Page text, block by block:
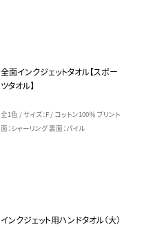
全面インクジェットタオル【スポー
ツタオル】
全1色 / サイズ：F / コットン100％ プリント
面：シャーリング 裏面：パイル
インクジェット用ハンドタオル（大）